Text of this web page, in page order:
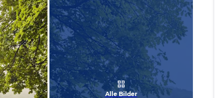
Alle Bilder